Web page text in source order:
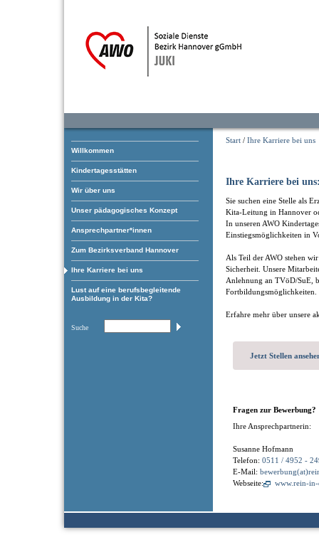
Willkommen
Kindertagesstätten
Wir über uns
Unser pädagogisches Konzept
Ansprechpartner*innen
Zum Bezirksverband Hannover
Ihre Karriere bei uns
Lust auf eine berufsbegleitende
Ausbildung in der Kita?
Suche
Start / Ihre Karriere bei uns
Ihre Karriere bei
Sie suchen eine Stelle als
Kita-Leitung in Hannover
In unseren AWO
Einstiegsmöglichkeiten in
Als Teil der AWO stehen
Sicherheit. Unsere
Anlehnung an TVöD/SuE,
Fortbildungsmöglichkeiten.
Erfahre mehr über unsere
Jetzt Stellen
Fragen zur Bewerbung?
Ihre Ansprechpartnerin:
Susanne Hofmann
Telefon: 0511 / 4952 -
E-Mail:
Webseite:
www.rein-